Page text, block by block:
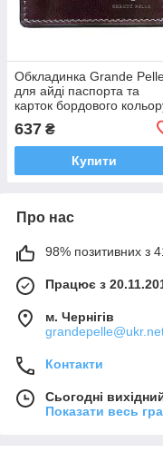
Обкладинка Grande
для айді паспорта та
карток бордового
637 ₴
Купити
Про нас
98% позитивних з
Працює з
м. Чернігів
Контакти
Сьогодні
Показати весь